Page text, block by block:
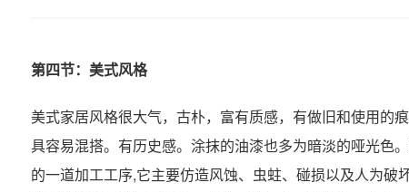
第四节：美式风格
美式家居风格很大气，古朴，富有质感，有做旧和使用的
具容易混搭。有历史感。涂抹的油漆也多为暗淡的哑光色
的一道加工工序,它主要仿造风蚀、虫蛀、碰损以及人为破